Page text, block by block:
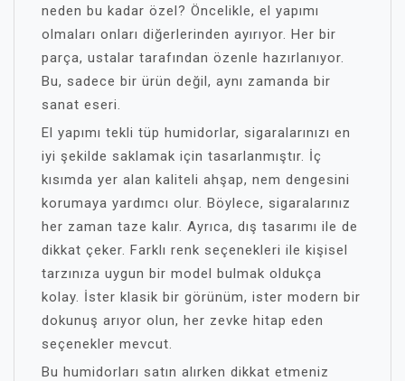
neden bu kadar özel? Öncelikle, el yapımı
olmaları onları diğerlerinden ayırıyor. Her bir
parça, ustalar tarafından özenle hazırlanıyor.
Bu, sadece bir ürün değil, aynı zamanda bir
sanat eseri.
El yapımı tekli tüp humidorlar, sigaralarınızı en
iyi şekilde saklamak için tasarlanmıştır. İç
kısımda yer alan kaliteli ahşap, nem dengesini
korumaya yardımcı olur. Böylece, sigaralarınız
her zaman taze kalır. Ayrıca, dış tasarımı ile de
dikkat çeker. Farklı renk seçenekleri ile kişisel
tarzınıza uygun bir model bulmak oldukça
kolay. İster klasik bir görünüm, ister modern bir
dokunuş arıyor olun, her zevke hitap eden
seçenekler mevcut.
Bu humidorları satın alırken dikkat etmeniz